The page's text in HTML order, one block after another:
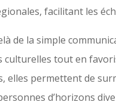
facilitant les
de la simple
tout en
elles permettent de
d’horizons